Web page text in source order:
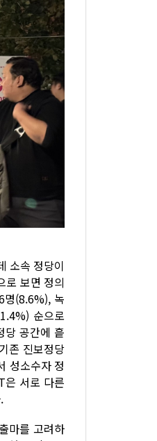
소속 정당이
로 보면 정의
명(8.6%), 녹
순으로
당 공간에 흩
존 진보정당
성소수자 정
은 서로 다른
마를 고려하